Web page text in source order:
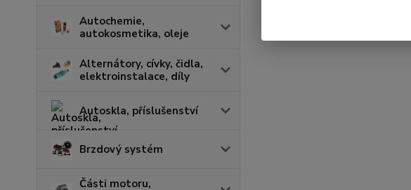
Autochemie,
autokosmetika, oleje
Alternátory, cívky, čidla,
elektroinstalace, díly
Autoskla, příslušenství
Brzdový systém
Části motoru,